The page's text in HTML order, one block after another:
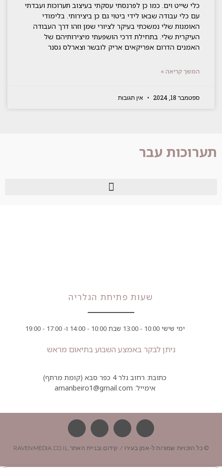
כלי שייט וים. כמו כן לפרנסתי עסקתי בעיצוב תערוכות ועבדתי
עם כלי עבודה שבאו לידי ביטוי גם כן ביצירותי. בלימודי
האומנות שלי נמשכתי בעיקר לציורי שמן וזהו דרך העבודה
העיקרית שלי. בתחילת דרכי הושפעתי מיצירותיהם של
האמנים הדרום אפריקאים אריק לובשר וצארלס גסנר
המשך קריאה »
ספטמבר 18, 2024 אין תגובות
תערוכות עבר
שעות פתיחת הגלריה
ימי שישי 10:00 - 13:00 שבת 10:00 - 14:00 ו- 17:00 - 19:00
ניתן לבקר באמצע השבוע בתיאום מראש
כתובת: רחוב גלר 4 כפר סבא (קומת מרתף)
אימייל: amanbeiro1@gmail.com
© כל הזכויות שמורות ל-אמן בעירו / קידום ובניית האתר RAVENMEDIA.CO.IL